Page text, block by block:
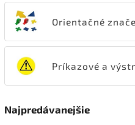
Orientačné
Príkazové a
Najpredávanejšie